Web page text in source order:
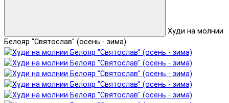
Худи на молнии
Белояр "Святослав" (осень - зима)